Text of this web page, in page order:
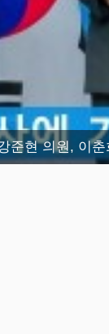
준현 의원, 이